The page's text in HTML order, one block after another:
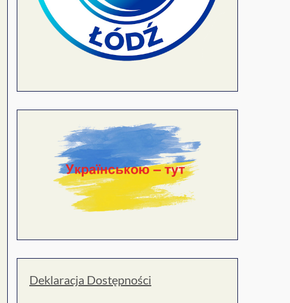
Deklaracja Dostępności